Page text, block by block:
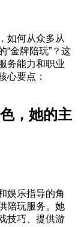
如何从众多从
“金牌陪玩”？这
务能力和职业
心要点：
，她的主
娱乐指导的角
陪玩服务。她
技巧、提供游